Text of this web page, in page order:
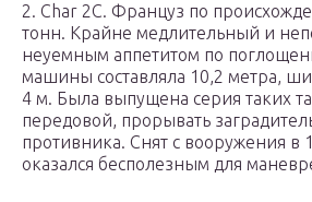
2. Char 2C. Француз по
тонн. Крайне медлительный и
неуемным аппетитом по
машины составляла 10,2 метра,
4 м. Была выпущена серия таких
передовой, прорывать
противника. Снят с вооружения в
оказался бесполезным для